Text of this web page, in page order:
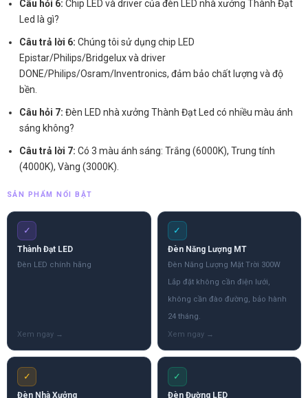
Câu hỏi 6: Chip LED và driver của đèn LED nhà xưởng Thành Đạt
Led là gì?
Câu trả lời 6: Chúng tôi sử dụng chip LED
Epistar/Philips/Bridgelux và driver
DONE/Philips/Osram/Inventronics, đảm bảo chất lượng và độ
bền.
Câu hỏi 7: Đèn LED nhà xưởng Thành Đạt Led có nhiều màu ánh
sáng không?
Câu trả lời 7: Có 3 màu ánh sáng: Trắng (6000K), Trung tính
(4000K), Vàng (3000K).
SẢN PHẨM NỔI BẬT
✓
Thành Đạt LED
Đèn LED chính hãng
✓
Đèn Năng Lượng MT
Đèn Năng Lượng Mặt Trời 300W
Lắp đặt không cần điện lưới,
không cần đào đường, bảo hành
24 tháng.
✓
Đèn Nhà Xưởng
✓
Đèn Đường LED